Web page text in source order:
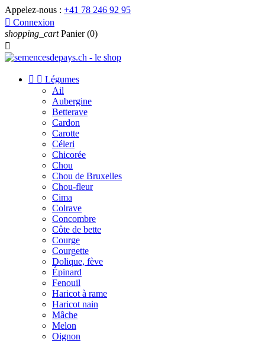
Appelez-nous : +41 78 246 92 95
 Connexion
shopping_cart Panier (0)

  Légumes
Ail
Aubergine
Betterave
Cardon
Carotte
Céleri
Chicorée
Chou
Chou de Bruxelles
Chou-fleur
Cima
Colrave
Concombre
Côte de bette
Courge
Courgette
Dolique, fève
Épinard
Fenouil
Haricot à rame
Haricot nain
Mâche
Melon
Oignon